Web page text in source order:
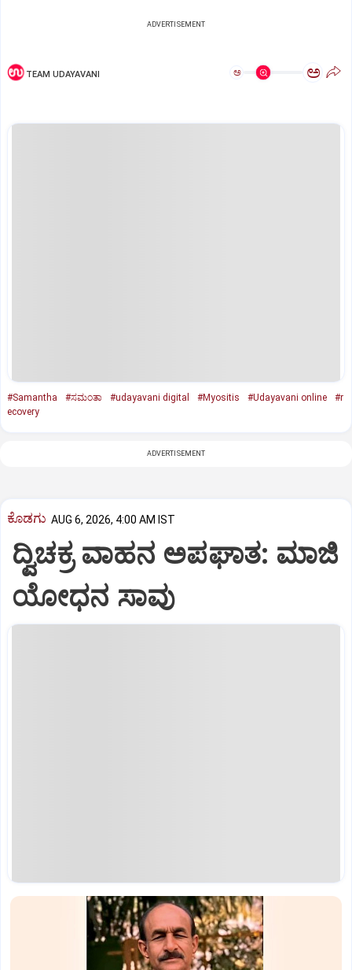
ADVERTISEMENT
TEAM UDAYAVANI ಅ ಅ
#Samantha #ಸಮಂತಾ #udayavani digital #Myositis #Udayavani online
#r
ecovery
ADVERTISEMENT
ಕೊಡಗು AUG 6, 2026, 4:00 AM IST
ದ್ವಿಚಕ್ರ ವಾಹನ ಅಪಘಾತ: ಮಾಜಿ
ಯೋಧನ ಸಾವು